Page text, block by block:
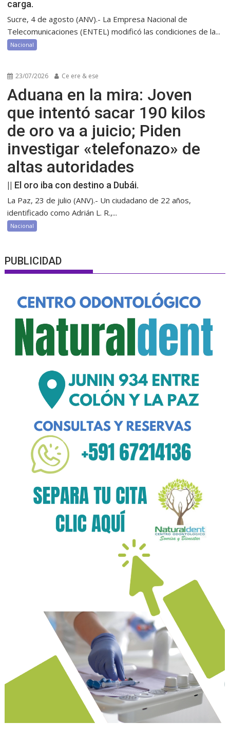
carga.
Sucre, 4 de agosto (ANV).- La Empresa Nacional de
Telecomunicaciones (ENTEL) modificó las condiciones de la...
Nacional
23/07/2026 Ce ere & ese
Aduana en la mira: Joven
que intentó sacar 190 kilos
de oro va a juicio; Piden
investigar «telefonazo» de
altas autoridades
|| El oro iba con destino a Dubái.
La Paz, 23 de julio (ANV).- Un ciudadano de 22 años,
identificado como Adrián L. R.,...
Nacional
PUBLICIDAD